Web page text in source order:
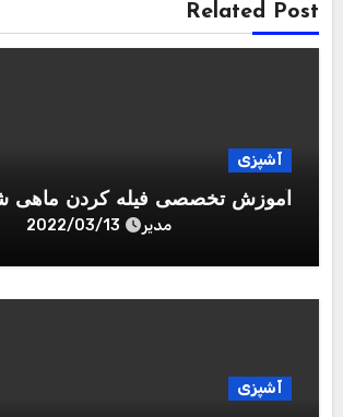
Related Post
آشپزی
آموزش تخصصی فیله کردن ماهی
مدیر 2022/03/13
آشپزی